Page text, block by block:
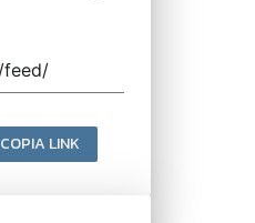
COPIA LINK